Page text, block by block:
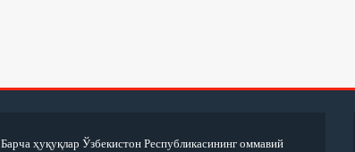
Барча ҳуқуқлар Ўзбекистон Республикасининг оммавий